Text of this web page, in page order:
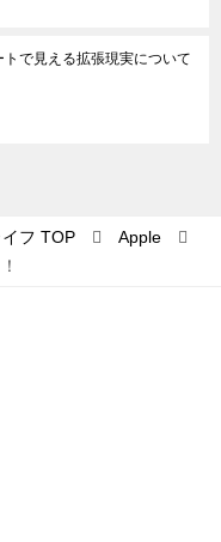
トで見える拡張現実について
フ TOP
Apple